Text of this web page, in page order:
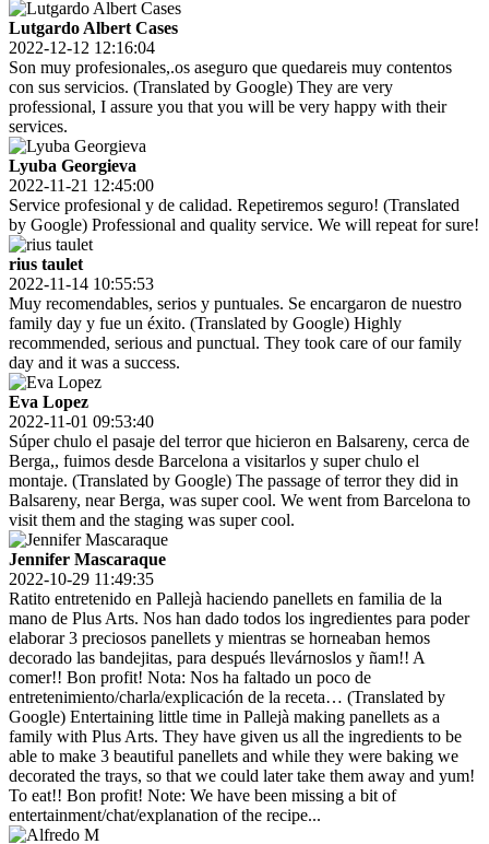
Lutgardo Albert Cases
2022-12-12 12:16:04
Son muy profesionales,.os aseguro que quedareis muy contentos
con sus servicios. (Translated by Google) They are very
professional, I assure you that you will be very happy with their
services.
Lyuba Georgieva
2022-11-21 12:45:00
Service profesional y de calidad. Repetiremos seguro! (Translated
by Google) Professional and quality service. We will repeat for sure!
rius taulet
2022-11-14 10:55:53
Muy recomendables, serios y puntuales. Se encargaron de nuestro
family day y fue un éxito. (Translated by Google) Highly
recommended, serious and punctual. They took care of our family
day and it was a success.
Eva Lopez
2022-11-01 09:53:40
Súper chulo el pasaje del terror que hicieron en Balsareny, cerca de
Berga,, fuimos desde Barcelona a visitarlos y super chulo el
montaje. (Translated by Google) The passage of terror they did in
Balsareny, near Berga, was super cool. We went from Barcelona to
visit them and the staging was super cool.
Jennifer Mascaraque
2022-10-29 11:49:35
Ratito entretenido en Pallejà haciendo panellets en familia de la
mano de Plus Arts. Nos han dado todos los ingredientes para poder
elaborar 3 preciosos panellets y mientras se horneaban hemos
decorado las bandejitas, para después llevárnoslos y ñam!! A
comer!! Bon profit! Nota: Nos ha faltado un poco de
entretenimiento/charla/explicación de la receta… (Translated by
Google) Entertaining little time in Pallejà making panellets as a
family with Plus Arts. They have given us all the ingredients to be
able to make 3 beautiful panellets and while they were baking we
decorated the trays, so that we could later take them away and yum!
To eat!! Bon profit! Note: We have been missing a bit of
entertainment/chat/explanation of the recipe...